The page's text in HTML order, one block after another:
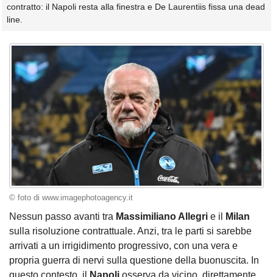
contratto: il Napoli resta alla finestra e De Laurentiis fissa una dead
line.
© foto di www.imagephotoagency.it
Nessun passo avanti tra Massimiliano Allegri e il
Milan
sulla risoluzione contrattuale. Anzi, tra le parti si sarebbe
arrivati a un irrigidimento progressivo, con una vera e
propria guerra di nervi sulla questione della buonuscita. In